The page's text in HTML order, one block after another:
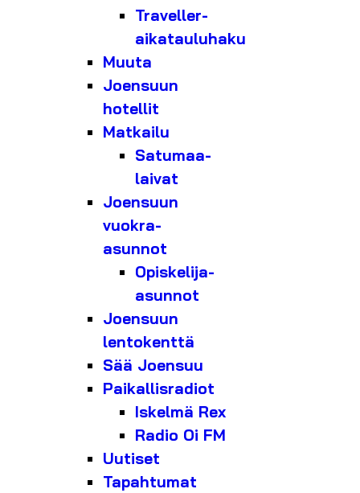
Traveller-
aikatauluhaku
Muuta
Joensuun
hotellit
Matkailu
Satumaa-
laivat
Joensuun
vuokra-
asunnot
Opiskelija-
asunnot
Joensuun
lentokenttä
Sää Joensuu
Paikallisradiot
Iskelmä Rex
Radio Oi FM
Uutiset
Tapahtumat